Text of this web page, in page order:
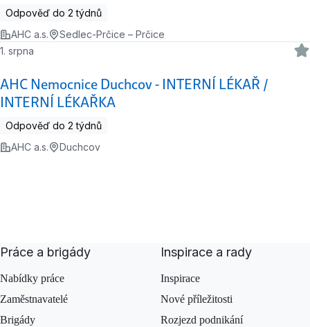
Odpověď do 2 týdnů
AHC a.s.
Sedlec-Prčice – Prčice
AHC Nemocnice Duchcov - INTERNÍ LÉKAŘ /
INTERNÍ LÉKAŘKA
1. srpna
Odpověď do 2 týdnů
AHC a.s.
Duchcov
Práce a brigády
Nabídky práce
Zaměstnavatelé
Brigády
Inspirace a rady
Inspirace
Nové příležitosti
Rozjezd podnikání